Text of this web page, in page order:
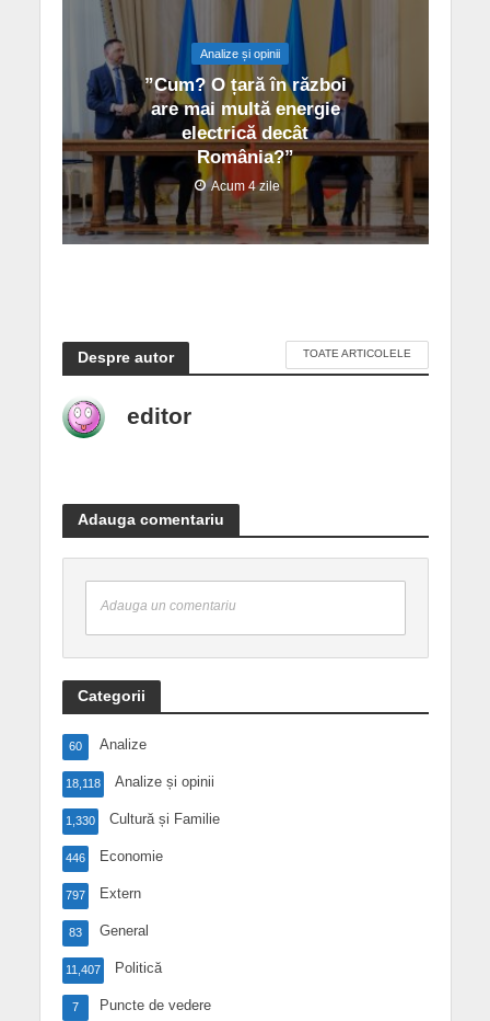
Analize și opinii
”Cum? O țară în război
are mai multă energie
electrică decât
România?”
Acum 4 zile
Despre autor TOATE ARTICOLELE
editor
Adauga comentariu
Adauga un comentariu
Categorii
Analize
60
Analize și opinii
18,118
Cultură și Familie
1,330
Economie
446
Extern
797
General
83
Politică
11,407
Puncte de vedere
7